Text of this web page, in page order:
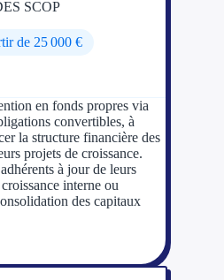
SCOP
de 25 000 €
en fonds propres via
convertibles, à
la structure financière des
projets de croissance.
à jour de leurs
interne ou
des capitaux